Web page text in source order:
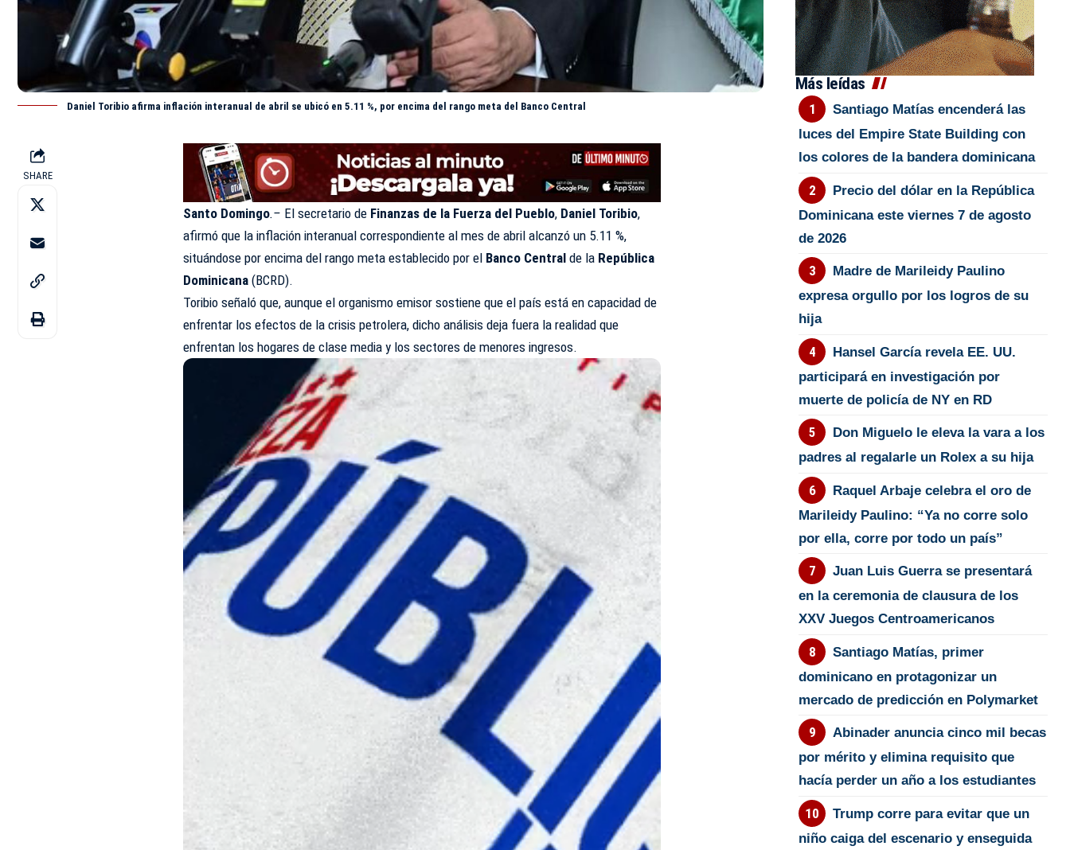
Daniel Toribio afirma inflación interanual de abril se ubicó en 5.11 %, por encima del rango meta del Banco Central
SHARE
Santo Domingo.– El secretario de Finanzas de la Fuerza del Pueblo, Daniel Toribio,
afirmó que la inflación interanual correspondiente al mes de abril alcanzó un 5.11 %,
situándose por encima del rango meta establecido por el Banco Central de la República
Dominicana (BCRD).
Toribio señaló que, aunque el organismo emisor sostiene que el país está en capacidad de
enfrentar los efectos de la crisis petrolera, dicho análisis deja fuera la realidad que
enfrentan los hogares de clase media y los sectores de menores ingresos.
Más leídas
Santiago Matías encenderá las
luces del Empire State Building con
los colores de la bandera dominicana
Precio del dólar en la República
Dominicana este viernes 7 de agosto
de 2026
Madre de Marileidy Paulino
expresa orgullo por los logros de su
hija
Hansel García revela EE. UU.
participará en investigación por
muerte de policía de NY en RD
Don Miguelo le eleva la vara a los
padres al regalarle un Rolex a su hija
Raquel Arbaje celebra el oro de
Marileidy Paulino: “Ya no corre solo
por ella, corre por todo un país”
Juan Luis Guerra se presentará
en la ceremonia de clausura de los
XXV Juegos Centroamericanos
Santiago Matías, primer
dominicano en protagonizar un
mercado de predicción en Polymarket
Abinader anuncia cinco mil becas
por mérito y elimina requisito que
hacía perder un año a los estudiantes
Trump corre para evitar que un
niño caiga del escenario y enseguida